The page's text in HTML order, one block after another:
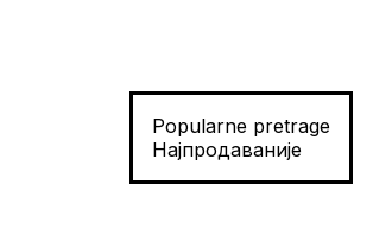
Popularne pretrage
Најпродаваније